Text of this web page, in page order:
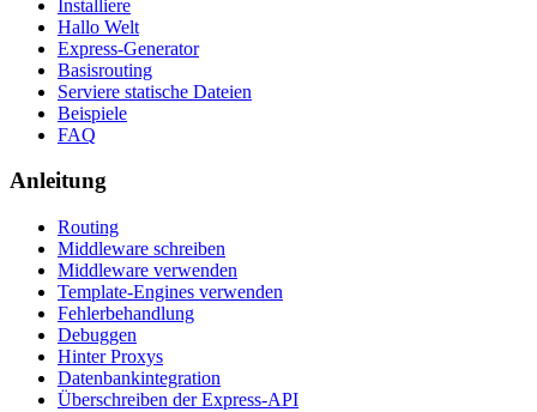
Installiere
Hallo Welt
Express-Generator
Basisrouting
Serviere statische Dateien
Beispiele
FAQ
Anleitung
Routing
Middleware schreiben
Middleware verwenden
Template-Engines verwenden
Fehlerbehandlung
Debuggen
Hinter Proxys
Datenbankintegration
Überschreiben der Express-API